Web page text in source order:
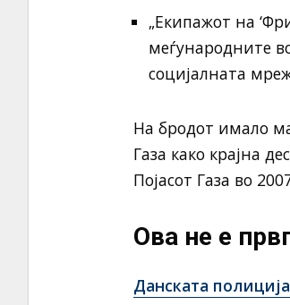
„Екипажот на
меѓународните
социјалната
На бродот имало
Газа како крајна
Појасот Газа во
Ова не е
Данската